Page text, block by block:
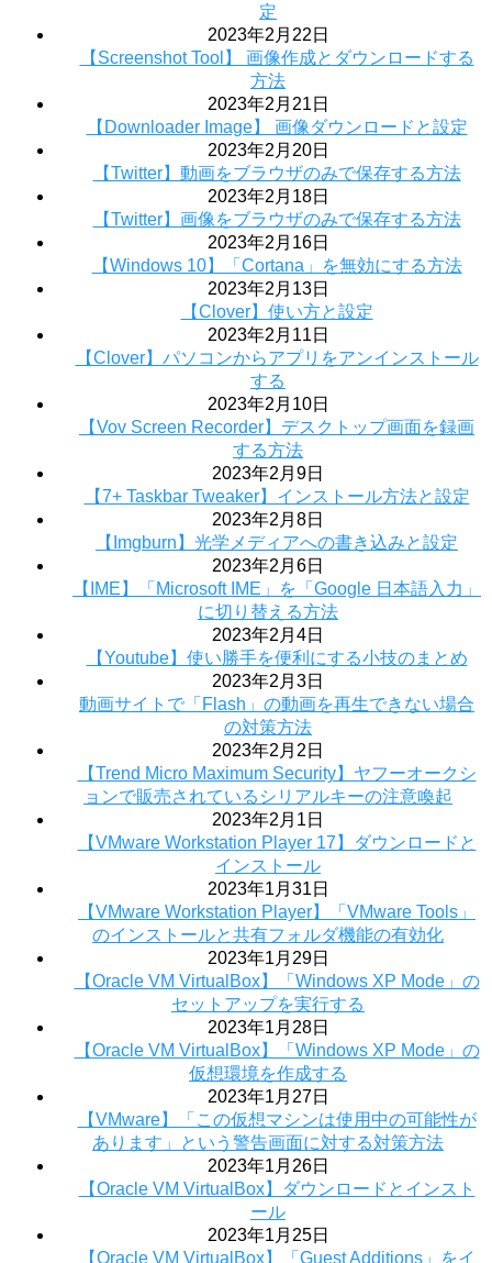
定
2023年2月22日
【Screenshot Tool】 画像作成とダウンロードする
方法
2023年2月21日
【Downloader Image】 画像ダウンロードと設定
2023年2月20日
【Twitter】動画をブラウザのみで保存する方法
2023年2月18日
【Twitter】画像をブラウザのみで保存する方法
2023年2月16日
【Windows 10】「Cortana」を無効にする方法
2023年2月13日
【Clover】使い方と設定
2023年2月11日
【Clover】パソコンからアプリをアンインストール
する
2023年2月10日
【Vov Screen Recorder】デスクトップ画面を録画
する方法
2023年2月9日
【7+ Taskbar Tweaker】インストール方法と設定
2023年2月8日
【Imgburn】光学メディアへの書き込みと設定
2023年2月6日
【IME】「Microsoft IME」を「Google 日本語入力」
に切り替える方法
2023年2月4日
【Youtube】使い勝手を便利にする小技のまとめ
2023年2月3日
動画サイトで「Flash」の動画を再生できない場合
の対策方法
2023年2月2日
【Trend Micro Maximum Security】ヤフーオークシ
ョンで販売されているシリアルキーの注意喚起
2023年2月1日
【VMware Workstation Player 17】ダウンロードと
インストール
2023年1月31日
【VMware Workstation Player】「VMware Tools」
のインストールと共有フォルダ機能の有効化
2023年1月29日
【Oracle VM VirtualBox】「Windows XP Mode」の
セットアップを実行する
2023年1月28日
【Oracle VM VirtualBox】「Windows XP Mode」の
仮想環境を作成する
2023年1月27日
【VMware】「この仮想マシンは使用中の可能性が
あります」という警告画面に対する対策方法
2023年1月26日
【Oracle VM VirtualBox】ダウンロードとインスト
ール
2023年1月25日
【Oracle VM VirtualBox】「Guest Additions」をイ